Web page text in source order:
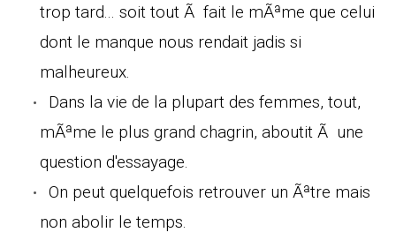
trop tard... soit tout Ã fait le mÃªme que celui
dont le manque nous rendait jadis si
malheureux.
Dans la vie de la plupart des femmes, tout,
mÃªme le plus grand chagrin, aboutit Ã une
question d'essayage.
On peut quelquefois retrouver un Ãªtre mais
non abolir le temps.